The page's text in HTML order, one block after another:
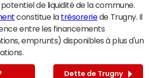
de liquidité de la commune.
constitue la trésoreriede Trugny. Il
entre les financements
emprunts) disponibles à plus d'un
Dette de Trugny